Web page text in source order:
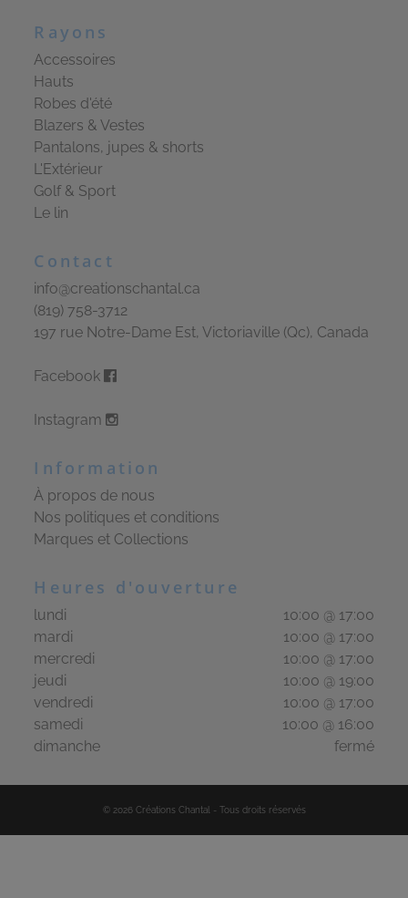
Rayons
Accessoires
Hauts
Robes d'été
Blazers & Vestes
Pantalons, jupes & shorts
L'Extérieur
Golf & Sport
Le lin
Contact
info@creationschantal.ca
(819) 758-3712
197 rue Notre-Dame Est, Victoriaville (Qc), Canada
Facebook
Instagram
Information
À propos de nous
Nos politiques et conditions
Marques et Collections
Heures d'ouverture
lundi
10:00 @ 17:00
mardi
10:00 @ 17:00
mercredi
10:00 @ 17:00
jeudi
10:00 @ 19:00
vendredi
10:00 @ 17:00
samedi
10:00 @ 16:00
dimanche
fermé
© 2026 Créations Chantal - Tous droits réservés